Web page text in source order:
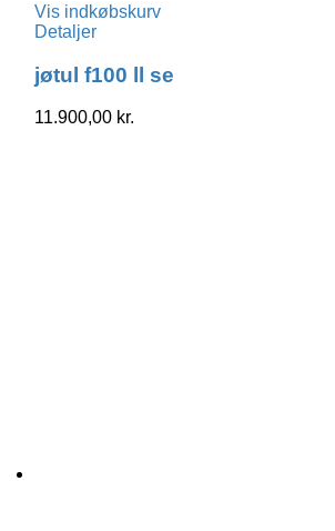
Vis indkøbskurv
Detaljer
jøtul f100 ll se
11.900,00 kr.